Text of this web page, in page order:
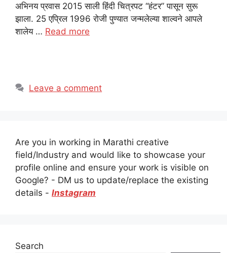
अभिनय प्रवास 2015 साली हिंदी चित्रपट “हंटर” पासून सुरू
झाला. 25 एप्रिल 1996 रोजी पुण्यात जन्मलेल्या शाल्वने आपले
शालेय … Read more
Leave a comment
Are you in working in Marathi creative
field/Industry and would like to showcase your
profile online and ensure your work is visible on
Google? - DM us to update/replace the existing
details - Instagram
Search